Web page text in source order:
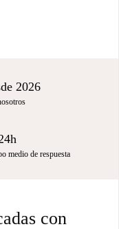
2026
medio de respuesta
con